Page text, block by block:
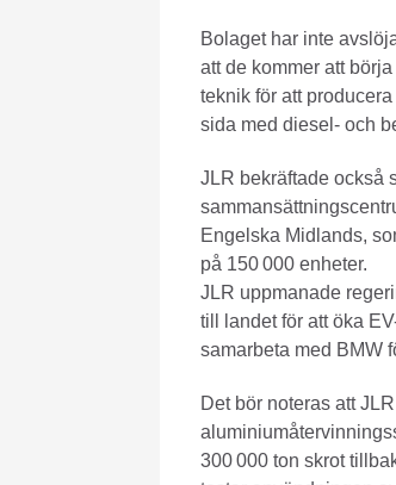
Bolaget har inte
att de kommer att
teknik för att
sida med diesel- och
JLR bekräftade också
Engelska Midlands,
på 150 000 enheter.
JLR uppmanade
till landet för att öka
samarbeta med BMW
Det bör noteras att
300 000 ton skrot